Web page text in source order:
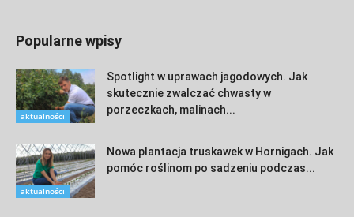
Popularne wpisy
aktualności
Spotlight w uprawach jagodowych. Jak
skutecznie zwalczać chwasty w
porzeczkach, malinach...
aktualności
Nowa plantacja truskawek w Hornigach. Jak
pomóc roślinom po sadzeniu podczas...